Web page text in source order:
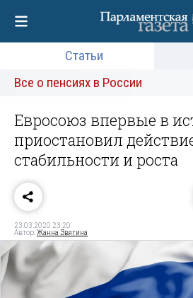
Статьи
Все о пенсиях в России
Евросоюз впервые в
приостановил
стабильности и роста
23.03.2020 23:20
Автор:Жанна Звягина